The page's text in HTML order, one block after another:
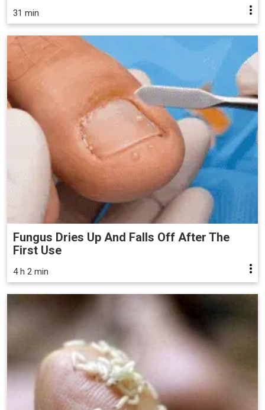
31 min
Fungus Dries Up And Falls Off After The
First Use
4 h 2 min